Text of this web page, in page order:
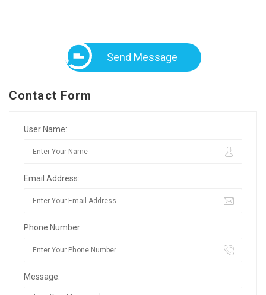
Send Message
Contact Form
User Name:
Email Address:
Phone Number:
Message: